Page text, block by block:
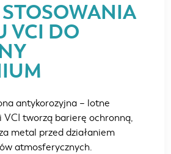
VCI DO
antykorozyjna – lotne
VCI tworzą barierę ochronną,
metal przed działaniem
atmosferycznych.